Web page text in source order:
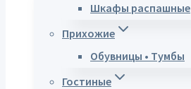
Шкафы распашные
Прихожие
Обувницы • Тумбы
Гостиные